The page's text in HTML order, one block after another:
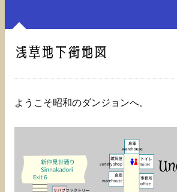
浅草地下街地図
ようこそ昭和のダンジョンへ。